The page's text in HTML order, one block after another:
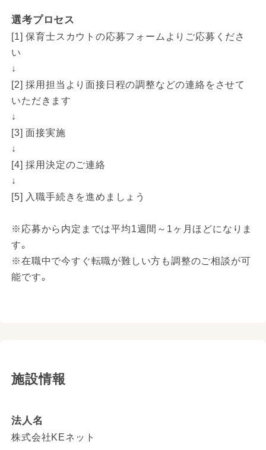
選考プロセス
[1] 保育士スカウトの応募フォームよりご応募くださ
い
↓
[2] 採用担当より面接日程の調整などの連絡をさせて
いただきます
↓
[3] 面接実施
↓
[4] 採用決定のご連絡
↓
[5] 入職手続きを進めましょう
※応募から内定までは平均1週間～1ヶ月ほどになりま
す。
※在職中で今すぐ転職が難しい方も調整のご相談が可
能です。
施設情報
法人名
株式会社KEネット